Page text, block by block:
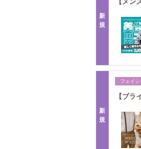
新
規
新
規
フェイ
【ブ